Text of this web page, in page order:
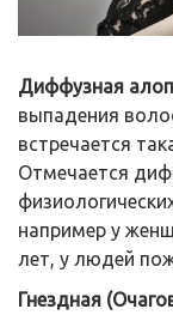
Диффузная
выпадения
встречается
Отмечается
например у
лет, у людей
Гнездная